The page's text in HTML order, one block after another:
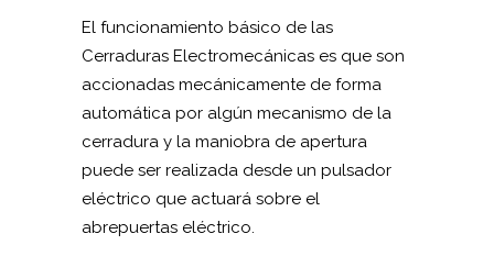
El funcionamiento básico de las
Cerraduras Electromecánicas es que son
accionadas mecánicamente de forma
automática por algún mecanismo de la
cerradura y la maniobra de apertura
puede ser realizada desde un pulsador
eléctrico que actuará sobre el
abrepuertas eléctrico.